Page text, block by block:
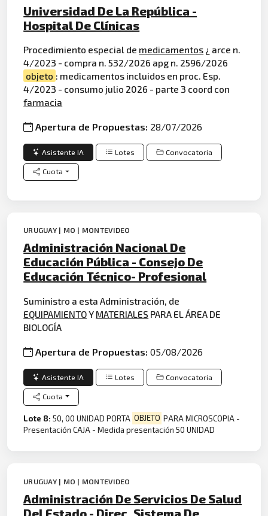
Universidad De La República -
Hospital De Clínicas
Procedimiento especial de medicamentos ¿ arce n.
4/2023 - compra n. 532/2026 apg n. 2596/2026
objeto : medicamentos incluidos en proc. Esp.
4/2023 - consumo julio 2026 - parte 3 coord con
farmacia
Apertura de Propuestas: 28/07/2026
Asistente IA Lotes Convocatoria
Cuota
URUGUAY | MO | MONTEVIDEO
Administración Nacional De
Educación Pública - Consejo De
Educación Técnico- Profesional
Suministro a esta Administración, de
EQUIPAMIENTOY MATERIALES PARA EL ÁREA DE
BIOLOGÍA
Apertura de Propuestas:05/08/2026
Asistente IA Lotes Convocatoria
Cuota
Lote 8:50, 00 UNIDAD PORTA OBJETO PARA MICROSCOPIA -
Presentación CAJA - Medida presentación 50 UNIDAD
URUGUAY | MO | MONTEVIDEO
Administración De Servicios De Salud
Del Estado - Direc. Sistema De